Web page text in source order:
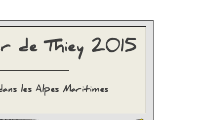
de Thiey 2015
les Alpes Maritimes